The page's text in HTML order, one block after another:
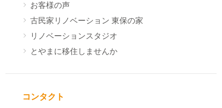
お客様の声
古民家リノベーション 東保の家
リノベーションスタジオ
とやまに移住しませんか
コンタクト